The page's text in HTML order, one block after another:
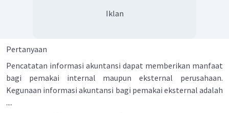
Iklan
Pertanyaan
Pencatatan informasi akuntansi dapat memberikan manfaat
bagi pemakai internal maupun eksternal perusahaan.
Kegunaan informasi akuntansi bagi pemakai eksternal adalah
....